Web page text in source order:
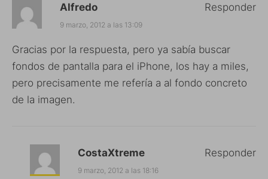
Alfredo
9 marzo, 2012 a las 13:09
Gracias por la respuesta, pero ya sabía buscar
fondos de pantalla para el iPhone, los hay a miles,
pero precisamente me refería a al fondo concreto
de la imagen.
Responder
CostaXtreme
9 marzo, 2012 a las 18:16
Responder